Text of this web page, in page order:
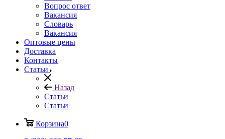
Вопрос ответ
Вакансия
Словарь
Вакансия
Оптовые цены
Доставка
Контакты
Статьи
Назад
Статьи
Статьи
Корзина0